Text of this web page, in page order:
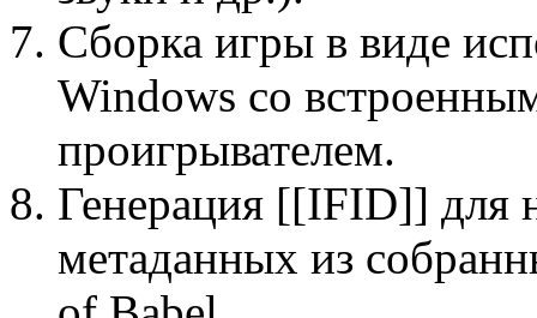
Сборка игры в виде
Windows со
проигрывателем.
Генерация [[IFID]] для
метаданных из